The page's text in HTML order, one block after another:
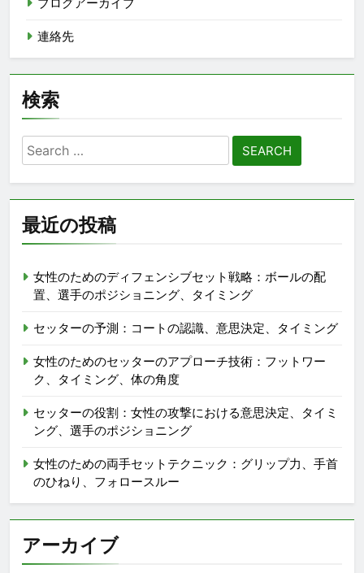
ブログアーカイブ
連絡先
検索
Search
for:
最近の投稿
女性のためのディフェンシブセット戦略：ボールの配
置、選手のポジショニング、タイミング
セッターの予測：コートの認識、意思決定、タイミング
女性のためのセッターのアプローチ技術：フットワー
ク、タイミング、体の角度
セッターの役割：女性の攻撃における意思決定、タイミ
ング、選手のポジショニング
女性のための両手セットテクニック：グリップ力、手首
のひねり、フォロースルー
アーカイブ